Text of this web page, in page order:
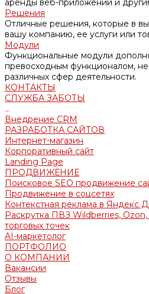
аренды веб-приложений и
Решения
Отличные решения, которые в
вашу компанию, ее услуги или
Модули
Функциональные модули
превосходным функционалом,
различных сфер деятельности.
КОНТАКТЫ
СЛУЖБА ЗАБОТЫ
...
Внедрение CRM
РАЗРАБОТКА САЙТОВ
Интернет-магазин
Корпоративный сайт
Landing Page
ПРОДВИЖЕНИЕ
Поисковое SEO продвижение
Продвижение в соцсетях
Контекстная реклама в Яндекс
Раскрутка ПВЗ Wildberries,
торговых точек
AI-маркетолог
ПОРТФОЛИО
О КОМПАНИИ
Вакансии
Отзывы
Блог